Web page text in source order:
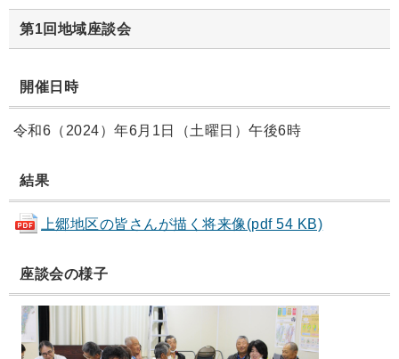
第1回地域座談会
開催日時
令和6（2024）年6月1日（土曜日）午後6時
結果
上郷地区の皆さんが描く将来像(pdf 54 KB)
座談会の様子